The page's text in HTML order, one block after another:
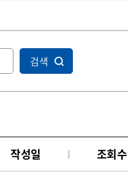
검색
작성일 조회수